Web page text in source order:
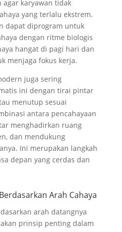
agar karyawan tidak
yang terlalu ekstrem.
dapat diprogram untuk
dengan ritme biologis
hangat di pagi hari dan
menjaga fokus kerja.
juga sering
ini dengan tirai pintar
menutup sesuai
antara pencahayaan
menghadirkan ruang
dan mendukung
Ini merupakan langkah
depan yang cerdas dan
Arah Cahaya
arah datangnya
prinsip penting dalam